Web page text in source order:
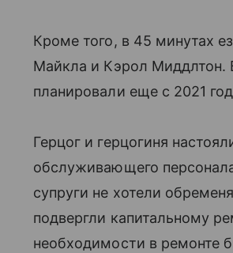
Кроме того, в 45 минутах
Майкла и Кэрол Миддлтон.
планировали еще с 2021
Герцог и герцогиня
обслуживающего
супруги не хотели
подвергли капитальному
необходимости в ремонте